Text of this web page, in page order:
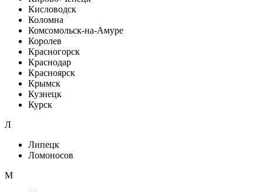
Кисловодск
Коломна
Комсомольск-на-Амуре
Королев
Красногорск
Краснодар
Красноярск
Крымск
Кузнецк
Курск
Л
Липецк
Ломоносов
М